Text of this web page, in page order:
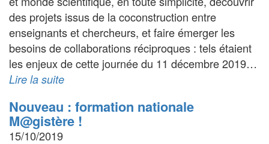
des projets issus de la coconstruction entre
enseignants et chercheurs, et faire émerger les
besoins de collaborations réciproques : tels étaient
les enjeux de cette journée du 11 décembre 2019…
Lire la suite
Nouveau : formation nationale
M@gistère !
15/10/2019